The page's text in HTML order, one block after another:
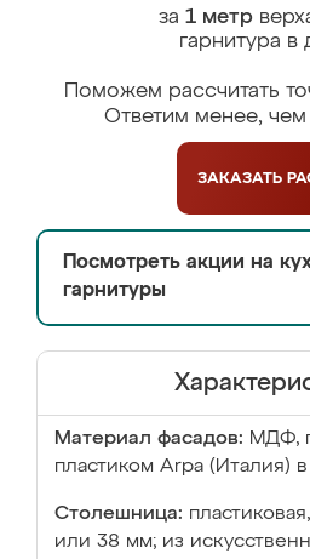
за 1 метр
гарнитура в
Поможем рассчитать
Ответим менее, чем
ЗАКАЗАТЬ
Посмотреть акции на
гарнитуры
Материал фасадов: МДФ,
пластиком Arpa (Италия)
Столешница:
или 38 мм; из